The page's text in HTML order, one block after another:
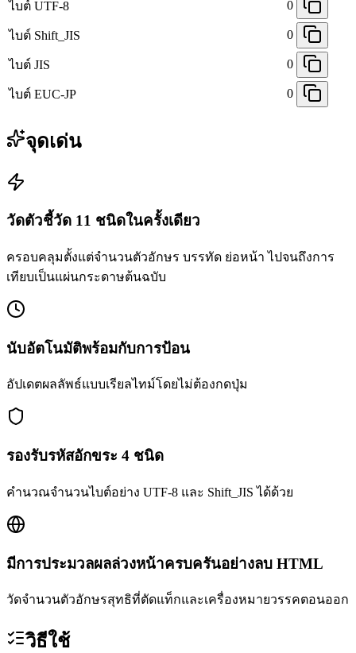
ไบต์ UTF-8 0
ไบต์ Shift_JIS 0
ไบต์ JIS 0
ไบต์ EUC-JP 0
จุดเด่น
วัดตัวชี้วัด 11 ชนิดในครั้งเดียว
ครอบคลุมตั้งแต่จำนวนตัวอักษร บรรทัด ย่อหน้า ไปจนถึงการ
เทียบเป็นแผ่นกระดาษต้นฉบับ
นับอัตโนมัติพร้อมกับการป้อน
อัปเดตผลลัพธ์แบบเรียลไทม์โดยไม่ต้องกดปุ่ม
รองรับรหัสอักขระ 4 ชนิด
คำนวณจำนวนไบต์อย่าง UTF-8 และ Shift_JIS ได้ด้วย
มีการประมวลผลล่วงหน้าครบครันอย่างลบ HTML
วัดจำนวนตัวอักษรสุทธิที่ตัดแท็กและเครื่องหมายวรรคตอนออก
วิธีใช้